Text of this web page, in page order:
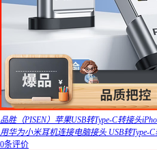
品胜（PISEN）苹果USB转Type-C转接头
用华为小米耳机连接电脑接头 USB转Type-
0条评价